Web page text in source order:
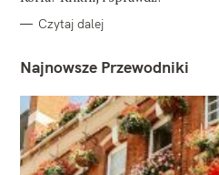
Czytaj dalej
Najnowsze Przewodniki